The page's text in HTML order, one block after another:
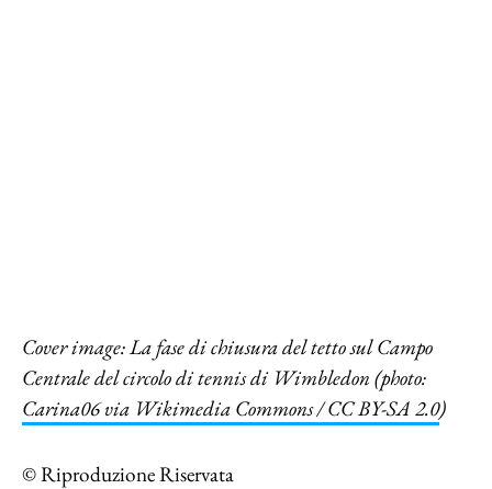
Cover image: La fase di chiusura del tetto sul Campo
Centrale del circolo di tennis di Wimbledon (photo:
Carina06 via Wikimedia Commons / CC BY-SA 2.0)
© Riproduzione Riservata